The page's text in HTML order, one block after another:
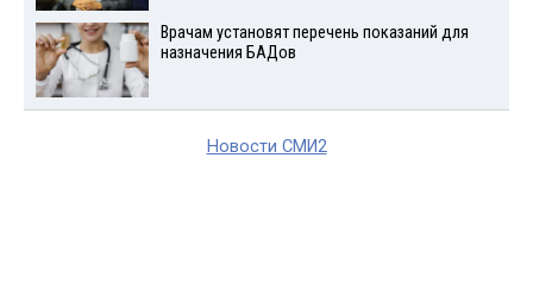
Врачам установят перечень показаний для
назначения БАДов
Новости СМИ2